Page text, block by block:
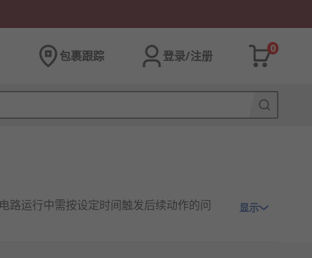
包裹跟踪 登录/注册
0
路运行中需按设定时间触发后续动作的问
号后，内部计时机构开始工作，按照预设
显示